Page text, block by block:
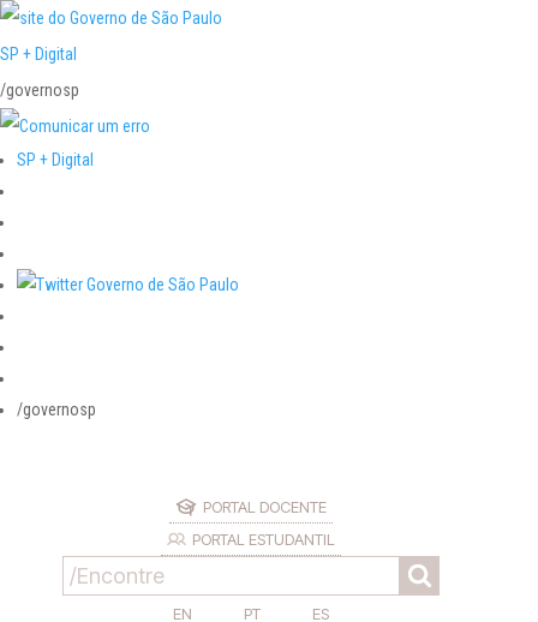
SP + Digital
/governosp
SP + Digital
/governosp
PORTAL DOCENTE
PORTAL ESTUDANTIL
EN PT ES